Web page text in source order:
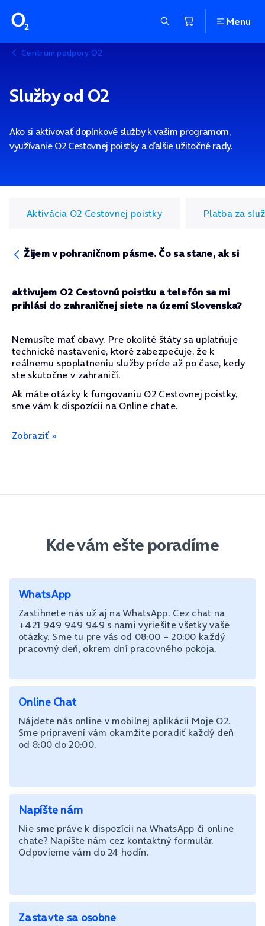
Menu
Centrum podpory O2
Služby od O2
Ako si aktivovať doplnkové služby k vašim programom,
využívanie O2 Cestovnej poistky a ďalšie užitočné rady.
Aktivácia O2 Cestovnej poistky Platba za
Žijem v pohraničnom pásme. Čo sa stane, ak si
aktivujem O2 Cestovnú poistku a telefón sa mi
prihlási do zahraničnej siete na území Slovenska?
Nemusíte mať obavy. Pre okolité štáty sa uplatňuje
technické nastavenie, ktoré zabezpečuje, že k
reálnemu spoplatneniu služby príde až po čase, kedy
ste skutočne v zahraničí.
Ak máte otázky k fungovaniu O2 Cestovnej poistky,
sme vám k dispozícii na Online chate.
Zobraziť »
Kde vám ešte poradíme
WhatsApp
Zastihnete nás už aj na WhatsApp. Cez chat na
+421 949 949 949 s nami vyriešite všetky vaše
otázky. Sme tu pre vás od 08:00 – 20:00 každý
pracovný deň, okrem dní pracovného pokoja.
Online Chat
Nájdete nás online v mobilnej aplikácii Moje O2.
Sme pripravení vám okamžite poradiť každý deň
od 8:00 do 20:00.
Napíšte nám
Nie sme práve k dispozícii na WhatsApp či online
chate? Napíšte nám cez kontaktný formulár.
Odpovieme vám do 24 hodín.
Zastavte sa osobne